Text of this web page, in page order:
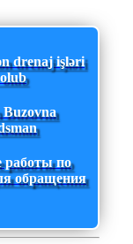
drenaj işləri
работы по
обращения